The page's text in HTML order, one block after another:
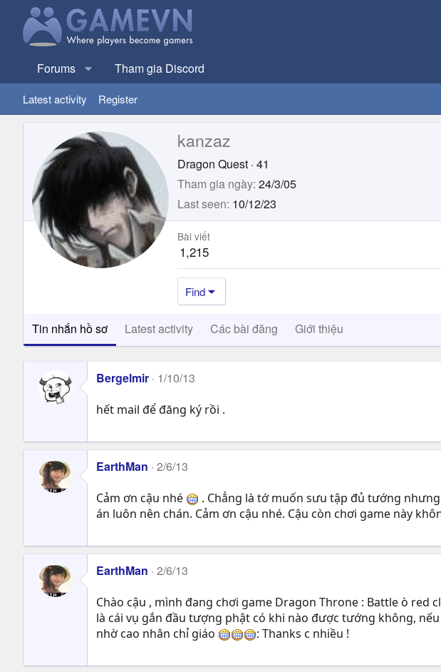
Forums Tham gia Discord
Latest activity Register
kanzaz
Dragon Quest · 41
Tham gia ngày 24/3/05
Last seen 10/12/23
Bài viết
1,215
Find
Tin nhắn hồ sơ Latest activity Các bài đăng Giới thiệu
Bergelmir 1/10/13
hết mail để đăng ký rồi .
EarthMan 2/6/13
Cảm ơn cậu nhé
. Chẳng là tớ muốn sưu tập đủ tướng
án luôn nên chán. Cảm ơn cậu nhé. Cậu còn chơi game này
EarthMan 2/6/13
Chào cậu , mình đang chơi game Dragon Throne : Battle ò red
là cái vụ gắn đầu tượng phật có khi nào được tướng không,
nhờ cao nhân chỉ giáo
: Thanks c nhiều !